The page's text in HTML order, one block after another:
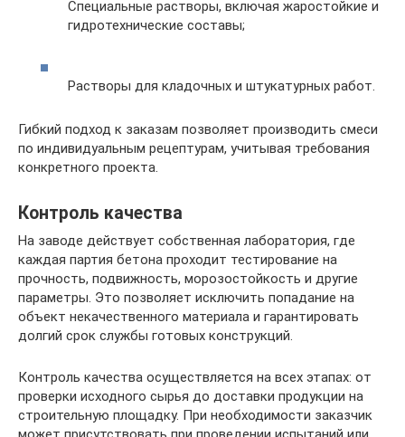
Специальные растворы, включая жаростойкие и
гидротехнические составы;
Растворы для кладочных и штукатурных работ.
Гибкий подход к заказам позволяет производить смеси
по индивидуальным рецептурам, учитывая требования
конкретного проекта.
Контроль качества
На заводе действует собственная лаборатория, где
каждая партия бетона проходит тестирование на
прочность, подвижность, морозостойкость и другие
параметры. Это позволяет исключить попадание на
объект некачественного материала и гарантировать
долгий срок службы готовых конструкций.
Контроль качества осуществляется на всех этапах: от
проверки исходного сырья до доставки продукции на
строительную площадку. При необходимости заказчик